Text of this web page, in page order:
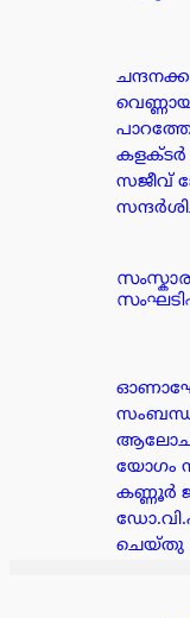
കളക്ടർ
സജീവ്
യോഗം
കണ്ണൂർ
ചെയ്തു